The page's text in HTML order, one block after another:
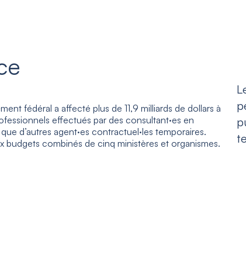
fédéral a affecté plus de 11,9 milliards de dollars à
effectués par des consultant·es en
d’autres agent·es contractuel·les temporaires.
budgets combinés de cinq ministères et organismes.